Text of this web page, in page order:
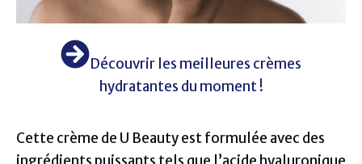
Découvrir les meilleures crèmes
hydratantes du moment !
Cette crème de U Beauty est formulée avec des